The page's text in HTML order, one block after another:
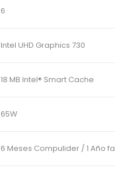
6
Intel UHD Graphics 730
18 MB Intel® Smart Cache
65W
6 Meses Compulider / 1 Año